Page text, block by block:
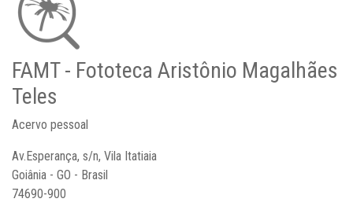
FAMT - Fototeca Aristônio Magalhães
Teles
Acervo pessoal
Av.Esperança, s/n, Vila Itatiaia
Goiânia - GO - Brasil
74690-900